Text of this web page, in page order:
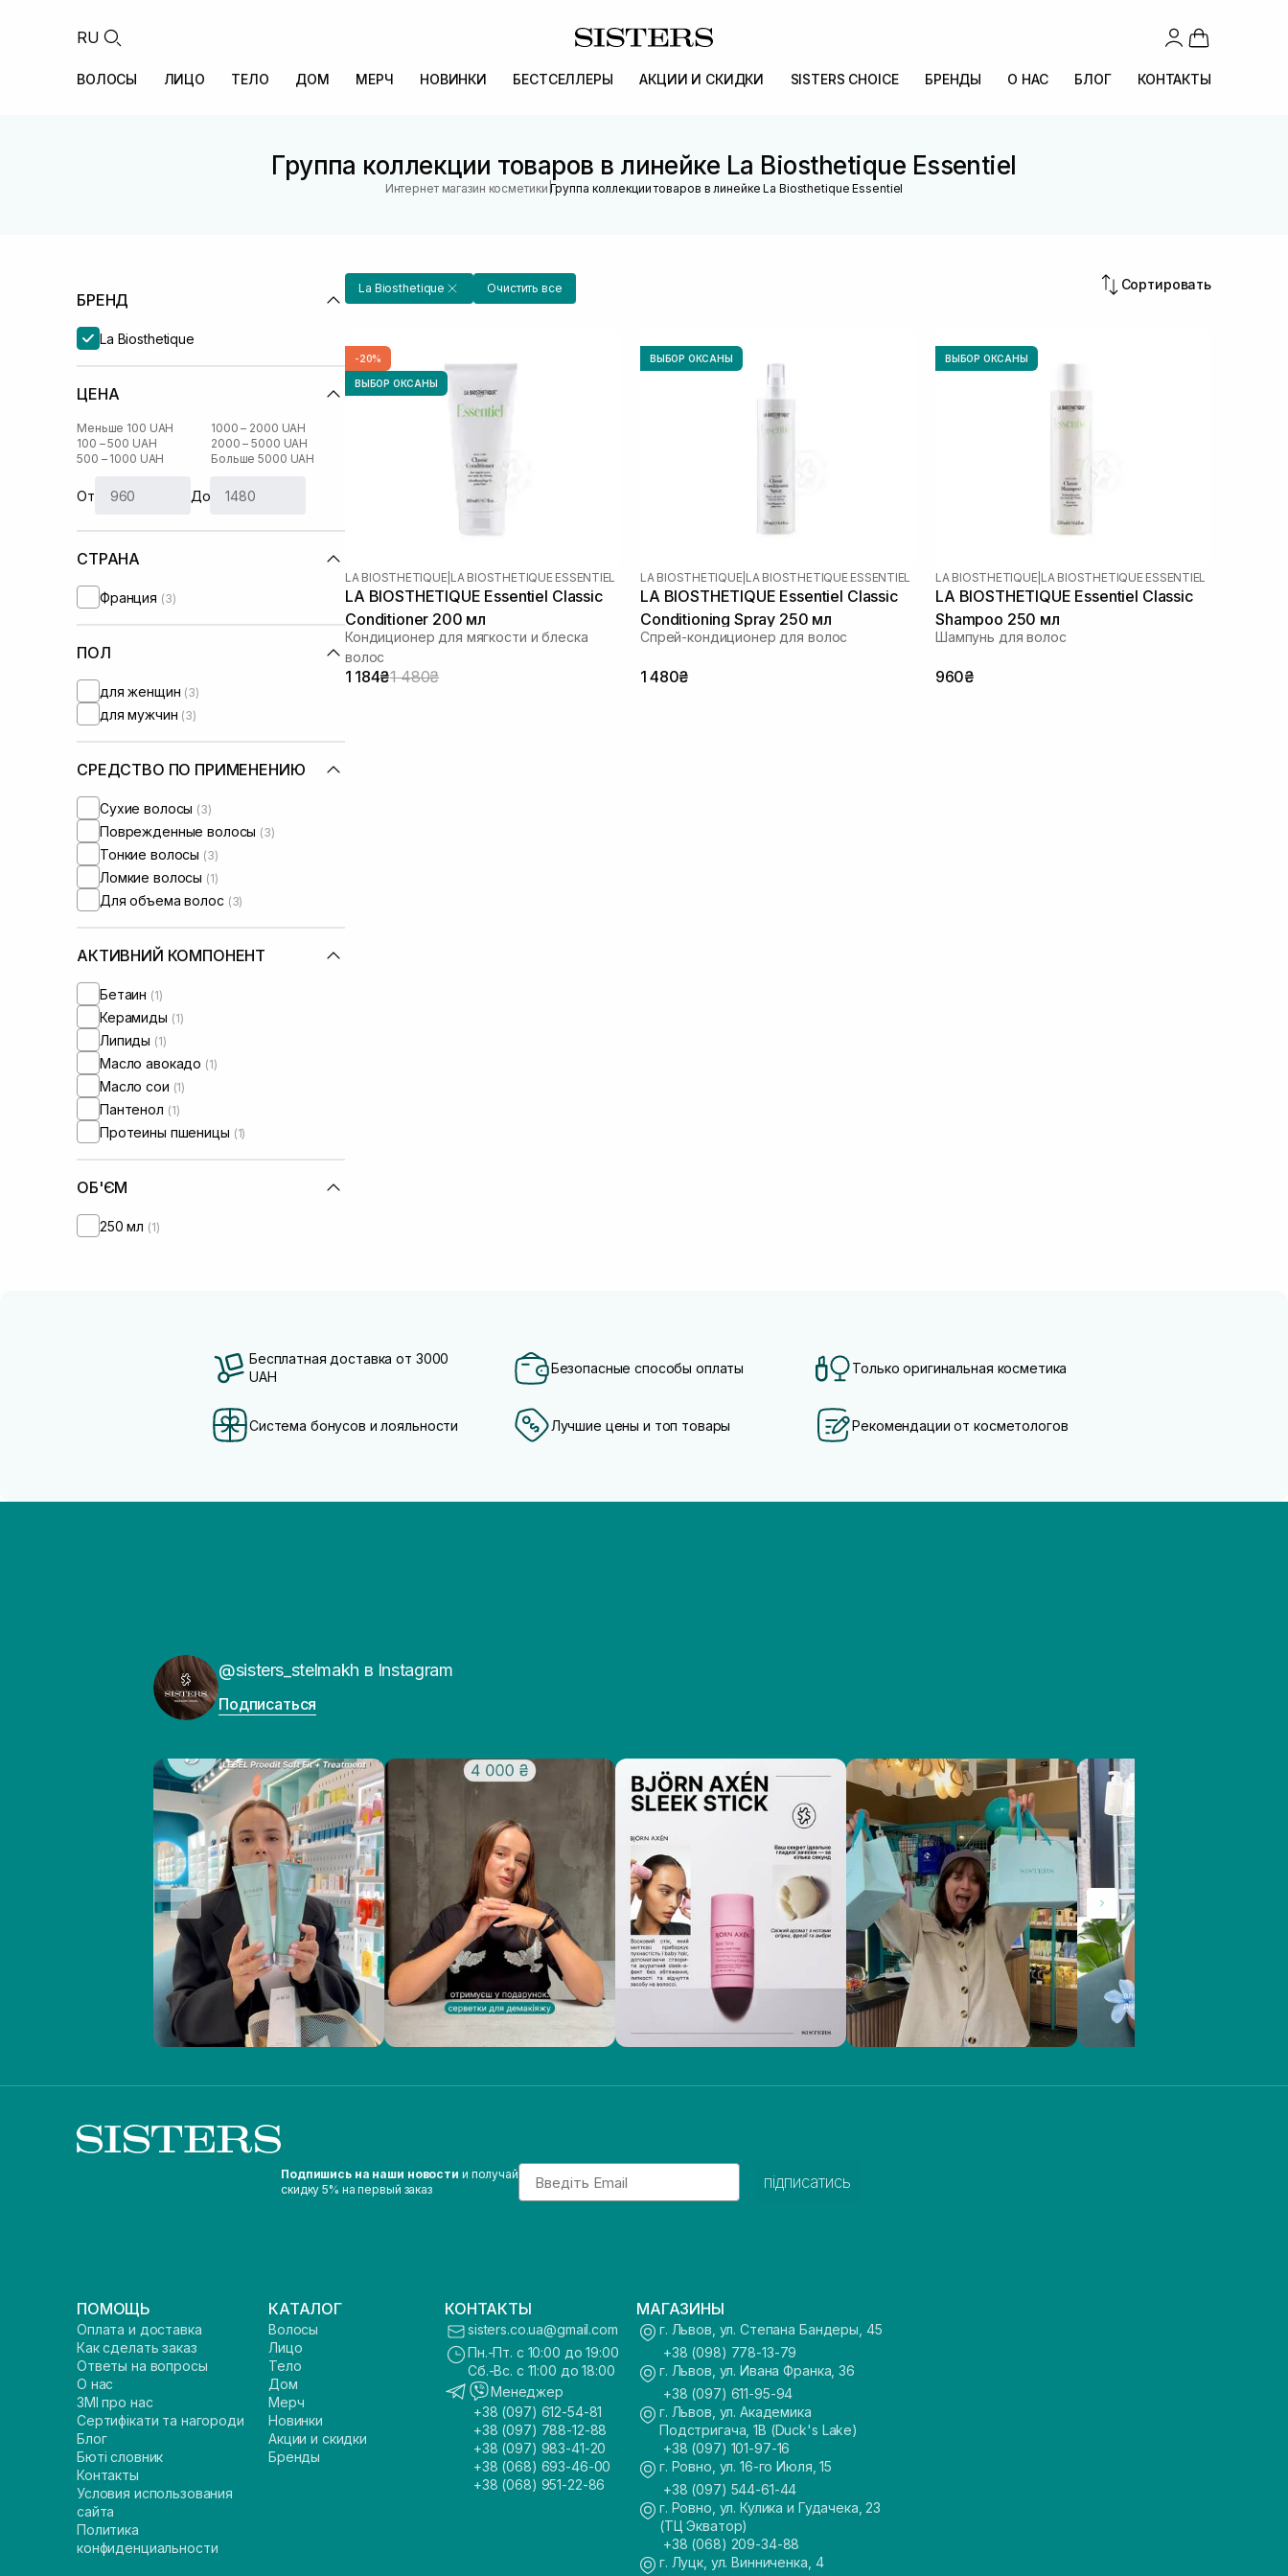
RU
ВОЛОСЫ ЛИЦО ТЕЛО ДОМ МЕРЧ НОВИНКИ БЕСТСЕЛЛЕРЫ АКЦИИ И СКИДКИ SISTERS CHOICE БРЕНДЫ О НАС БЛОГ КОНТАКТЫ
Группа коллекции товаров в линейке La Biosthetique Essentiel
Интернет магазин косметики |Группа коллекции товаров в линейке La Biosthetique Essentiel
БРЕНД
La Biosthetique
ЦЕНА
Меньше 100 UAH
100 – 500 UAH
500 – 1000 UAH
1000 – 2000 UAH
2000 – 5000 UAH
Больше 5000 UAH
От До
СТРАНА
Франция (3)
ПОЛ
для женщин (3)
для мужчин (3)
СРЕДСТВО ПО ПРИМЕНЕНИЮ
Сухие волосы (3)
Поврежденные волосы (3)
Тонкие волосы (3)
Ломкие волосы (1)
Для объема волос (3)
АКТИВНИЙ КОМПОНЕНТ
Бетаин (1)
Керамиды (1)
Липиды (1)
Масло авокадо (1)
Масло сои (1)
Пантенол (1)
Протеины пшеницы (1)
ОБ'ЄМ
250 мл (1)
La Biosthetique Очистить все Сортировать
-20%
ВЫБОР ОКСАНЫ
LA BIOSTHETIQUE LA BIOSTHETIQUE ESSENTIEL
LA BIOSTHETIQUE Essentiel Classic
Conditioner 200 мл
Кондиционер для мягкости и блеска
волос
1 184₴1 480₴
ВЫБОР ОКСАНЫ
LA BIOSTHETIQUE LA BIOSTHETIQUE ESSENTIEL
LA BIOSTHETIQUE Essentiel Classic
Conditioning Spray 250 мл
Спрей-кондиционер для волос
1 480₴
ВЫБОР ОКСАНЫ
LA BIOSTHETIQUE LA BIOSTHETIQUE ESSENTIEL
LA BIOSTHETIQUE Essentiel Classic
Shampoo 250 мл
Шампунь для волос
960₴
Бесплатная доставка от 3000
UAH
Безопасные способы оплаты Только оригинальная косметика
Система бонусов и лояльности Лучшие цены и топ товары Рекомендации от косметологов
@sisters_stelmakh в Instagram
Подписаться
Подпишись на наши новости и получай
скидку 5% на первый заказ
Email
підписатись
ПОМОЩЬ
Оплата и доставка
Как сделать заказ
Ответы на вопросы
О нас
ЗМІ про нас
Сертифікати та нагороди
Блог
Бюті словник
Контакты
Условия использования
сайта
Политика
конфиденциальности
КАТАЛОГ
Волосы
Лицо
Тело
Дом
Мерч
Новинки
Акции и скидки
Бренды
КОНТАКТЫ
sisters.co.ua@gmail.com
Пн.-Пт. с 10:00 до 19:00
Сб.-Вс. с 11:00 до 18:00
Менеджер
+38 (097) 612-54-81
+38 (097) 788-12-88
+38 (097) 983-41-20
+38 (068) 693-46-00
+38 (068) 951-22-86
МАГАЗИНЫ
г. Львов, ул. Степана Бандеры, 45
+38 (098) 778-13-79
г. Львов, ул. Ивана Франка, 36
+38 (097) 611-95-94
г. Львов, ул. Академика
Подстригача, 1В (Duck's Lake)
+38 (097) 101-97-16
г. Ровно, ул. 16-го Июля, 15
+38 (097) 544-61-44
г. Ровно, ул. Кулика и Гудачека, 23
(ТЦ Экватор)
+38 (068) 209-34-88
г. Луцк, ул. Винниченка, 4